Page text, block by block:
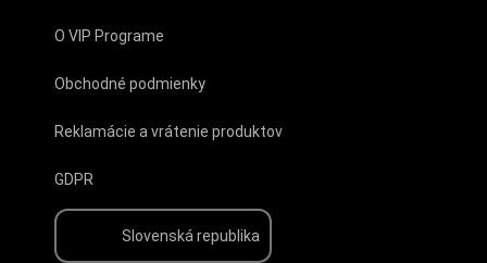
O VIP Programe
Obchodné podmienky
Reklamácie a vrátenie produktov
GDPR
Slovenská republika